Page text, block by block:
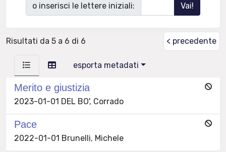
o inserisci le lettere iniziali:
Risultati da 5 a 6 di 6 < precedente
esporta metadati
Merito e giustizia
2023-01-01 DEL BO', Corrado
Pace
2022-01-01 Brunelli, Michele